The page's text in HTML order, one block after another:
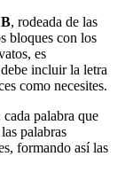
B, rodeada de las
bloques con los
es
incluir la letra
como necesites.
palabra que
palabras
formando así las